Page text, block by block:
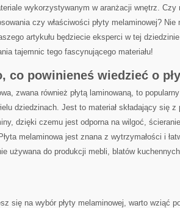
wykorzystywanym w aranżacji wnętrz.
czy ‌właściwości⁤ płyty melaminowej? Nie
artykułu będziecie eksperci w tej
tajemnic‍ tego fascynującego materiału!
co powinieneś wiedzieć o
zwana również płytą ‌laminowaną, to
dziedzinach. Jest to materiał składający się z
dzięki czemu jest odporna na wilgoć,
​melaminowa jest znana z wytrzymałości i
używana ⁢do produkcji mebli, blatów
się na wybór płyty melaminowej, warto wziąć​